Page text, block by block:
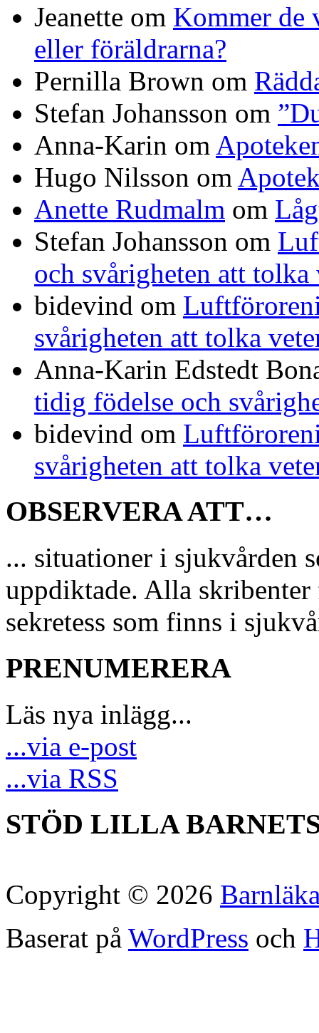
Jeanette om Kommer de
eller föräldrarna?
Pernilla Brown om
Stefan Johansson om
Anna-Karin om
Hugo Nilsson om
Anette Rudmalm om
Stefan Johansson om
och svårigheten att tolka
bidevind om
svårigheten att tolka
Anna-Karin Edstedt
tidig födelse och
bidevind om
svårigheten att tolka
OBSERVERA ATT…
... situationer i sjukvården
uppdiktade. Alla
sekretess som finns i
PRENUMERERA
Läs nya inlägg...
...via e-post
...via RSS
STÖD LILLA
Copyright © 2026
Baserat på WordPress och